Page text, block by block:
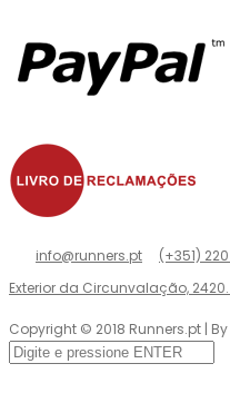
info@runners.pt (+351)
Exterior da Circunvalação,
Copyright © 2018 Runners.pt | By